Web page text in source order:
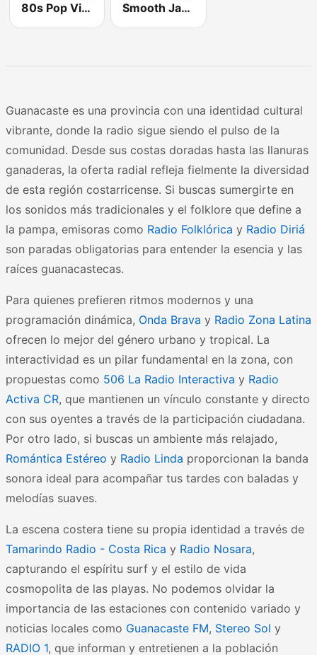
80s Pop Vibes Smooth Jazz - Groov
Guanacaste es una provincia con una identidad cultural
vibrante, donde la radio sigue siendo el pulso de la
comunidad. Desde sus costas doradas hasta las llanuras
ganaderas, la oferta radial refleja fielmente la diversidad
de esta región costarricense. Si buscas sumergirte en
los sonidos más tradicionales y el folklore que define a
la pampa, emisoras como Radio Folklórica y Radio Diriá
son paradas obligatorias para entender la esencia y las
raíces guanacastecas.
Para quienes prefieren ritmos modernos y una
programación dinámica, Onda Brava y Radio Zona Latina
ofrecen lo mejor del género urbano y tropical. La
interactividad es un pilar fundamental en la zona, con
propuestas como 506 La Radio Interactiva y Radio
Activa CR, que mantienen un vínculo constante y directo
con sus oyentes a través de la participación ciudadana.
Por otro lado, si buscas un ambiente más relajado,
Romántica Estéreo y Radio Linda proporcionan la banda
sonora ideal para acompañar tus tardes con baladas y
melodías suaves.
La escena costera tiene su propia identidad a través de
Tamarindo Radio - Costa Rica y Radio Nosara,
capturando el espíritu surf y el estilo de vida
cosmopolita de las playas. No podemos olvidar la
importancia de las estaciones con contenido variado y
noticias locales como Guanacaste FM, Stereo Sol y
RADIO 1, que informan y entretienen a la población